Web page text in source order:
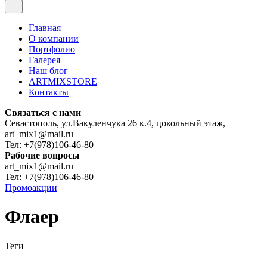
Главная
О компании
Портфолио
Галерея
Наш блог
ARTMIXSTORE
Контакты
Связаться с нами
Севастополь, ул.Вакуленчука 26 к.4, цокольный этаж,
art_mix1@mail.ru
Тел: +7(978)106-46-80
Рабочие вопросы
art_mix1@mail.ru
Тел: +7(978)106-46-80
Промоакции
Флаер
Теги